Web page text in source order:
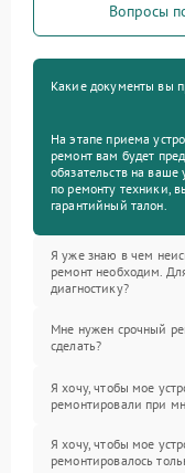
Вопросы
Какие документы вы
На этапе приема
ремонт вам будет
обязательств на ваше
по ремонту техники,
гарантийный талон.
Я уже знаю в чем
ремонт необходим.
диагностику?
Мне нужен срочный
сделать?
Я хочу, чтобы мое
ремонтировали при
Я хочу, чтобы мое
ремонтировалось